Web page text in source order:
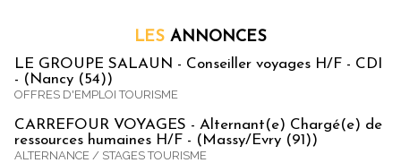
LES ANNONCES
LE GROUPE SALAUN - Conseiller voyages H/F - CDI
- (Nancy (54))
OFFRES D'EMPLOI TOURISME
CARREFOUR VOYAGES - Alternant(e) Chargé(e) de
ressources humaines H/F - (Massy/Evry (91))
ALTERNANCE / STAGES TOURISME